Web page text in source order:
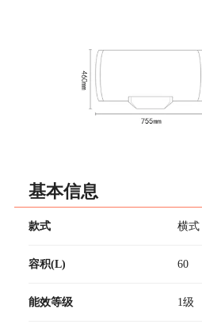
基本信息
款式 横式
容积(L) 60
能效等级 1级